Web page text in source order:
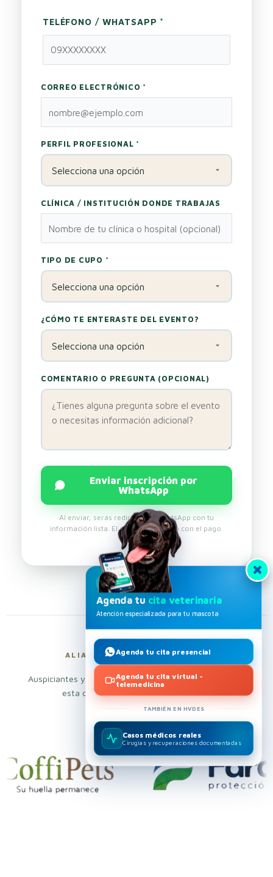
TELÉFONO / WHATSAPP *
CORREO ELECTRÓNICO *
PERFIL PROFESIONAL *
CLÍNICA / INSTITUCIÓN DONDE TRABAJAS
TIPO DE CUPO *
¿CÓMO TE ENTERASTE DEL EVENTO?
COMENTARIO O PREGUNTA (OPCIONAL)
Enviar inscripción por
WhatsApp
Al enviar, serás redirigido a WhatsApp con tu
información lista. El cupo se confirma con el pago.
ALIADOS QUE DEJAN HUELLA
Auspiciantes y alianzas estratégicas que hacen posible
esta capacitación pionera en Ecuador
HVDES
Agenda tu cita veterinaria
Atención especializada para tu mascota
Agenda tu cita presencial
Agenda tu cita virtual -
telemedicina
TAMBIÉN EN HVDES
Casos médicos reales
Cirugías y recuperaciones documentadas